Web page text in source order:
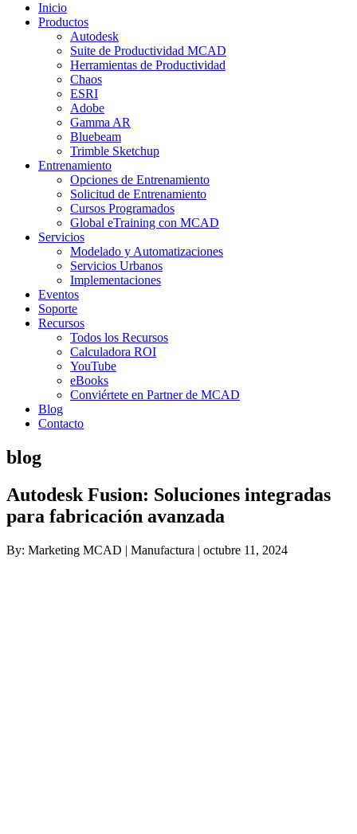
Inicio
Productos
Autodesk
Suite de Productividad MCAD
Herramientas de Productividad
Chaos
ESRI
Adobe
Gamma AR
Bluebeam
Trimble Sketchup
Entrenamiento
Opciones de Entrenamiento
Solicitud de Entrenamiento
Cursos Programados
Global eTraining con MCAD
Servicios
Modelado y Automatizaciones
Servicios Urbanos
Implementaciones
Eventos
Soporte
Recursos
Todos los Recursos
Calculadora ROI
YouTube
eBooks
Conviértete en Partner de MCAD
Blog
Contacto
blog
Autodesk Fusion: Soluciones integradas
para fabricación avanzada
By: Marketing MCAD | Manufactura | octubre 11, 2024